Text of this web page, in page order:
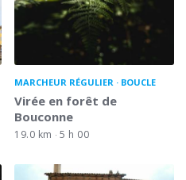
MARCHEUR RÉGULIER BOUCLE
Virée en forêt de
Bouconne
19.0 km 5 h 00